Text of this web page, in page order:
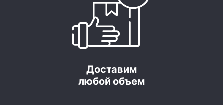
Доставим
любой объем